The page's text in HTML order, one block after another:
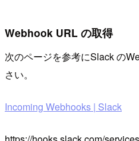
Webhook URL の取得
次のページを参考にSlack の
さい。
Incoming Webhooks | Slack